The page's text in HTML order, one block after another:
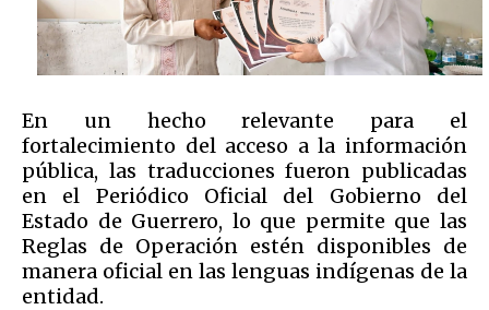
En un hecho relevante para el
fortalecimiento del acceso a la información
pública, las traducciones fueron publicadas
en el Periódico Oficial del Gobierno del
Estado de Guerrero, lo que permite que las
Reglas de Operación estén disponibles de
manera oficial en las lenguas indígenas de la
entidad.